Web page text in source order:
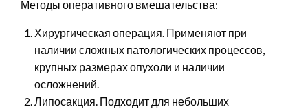
Методы оперативного вмешательства:
Хирургическая операция. Применяют при
наличии сложных патологических процессов,
крупных размерах опухоли и наличии
осложнений.
Липосакция. Подходит для небольших